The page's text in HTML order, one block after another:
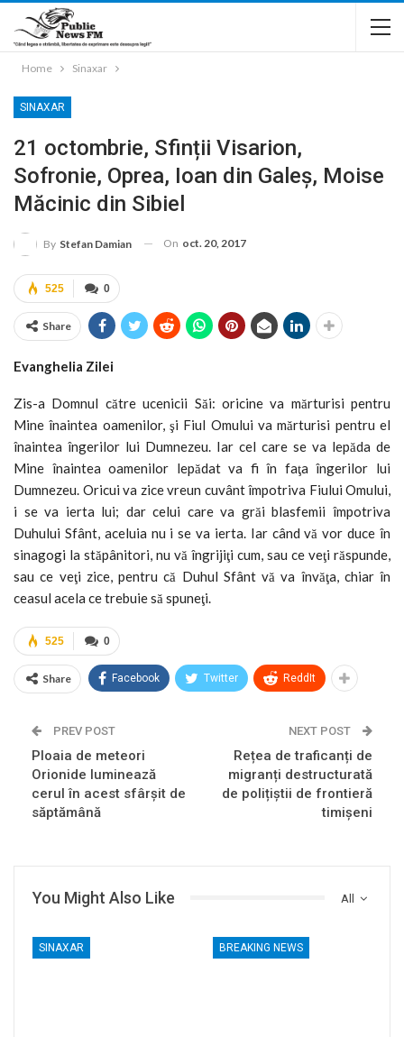
Home Sinaxar
SINAXAR
21 octombrie, Sfinții Visarion,
Sofronie, Oprea, Ioan din Galeș, Moise
Măcinic din Sibiel
By Stefan Damian On oct. 20, 2017
0
525
Share
Evanghelia Zilei
Zis-a Domnul către ucenicii Săi: oricine va mărturisi pentru
Mine înaintea oamenilor, şi Fiul Omului va mărturisi pentru el
înaintea îngerilor lui Dumnezeu. Iar cel care se va lepăda de
Mine înaintea oamenilor lepădat va fi în faţa îngerilor lui
Dumnezeu. Oricui va zice vreun cuvânt împotriva Fiului Omului,
i se va ierta lui; dar celui care va grăi blasfemii împotriva
Duhului Sfânt, aceluia nu i se va ierta. Iar când vă vor duce în
sinagogi la stăpânitori, nu vă îngrijiţi cum, sau ce veţi răspunde,
sau ce veţi zice, pentru că Duhul Sfânt vă va învăţa, chiar în
ceasul acela ce trebuie să spuneţi.
0
525
Share Facebook Twitter ReddIt
PREV POST
Ploaia de meteori
Orionide luminează
cerul în acest sfârșit de
săptămână
NEXT POST
Rețea de traficanți de
migranți destructurată
de polițiștii de frontieră
timișeni
All
You Might Also Like
SINAXAR BREAKING NEWS